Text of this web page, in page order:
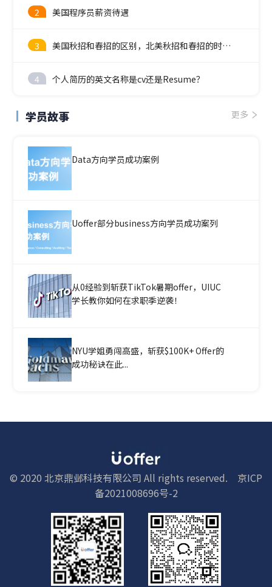
2 美国程序员薪资待遇
3 美国秋招和春招的区别，北美秋招和春招的时间线
4 个人简历的英文名称是cv还是Resume？
学员故事 更多
Data方向学员成功案例
Uoffer部分business方向学员成功案列
从0经验到斩获TikTok暑期offer，UIUC
学长教你如何在求职季逆袭！
NYU学姐勇闯高盛，斩获$100K+ Offer的
成功秘诀在此...
© 2020 北京鼎邺科技有限公司 All rights reserved.
京ICP
备2021008696号-2